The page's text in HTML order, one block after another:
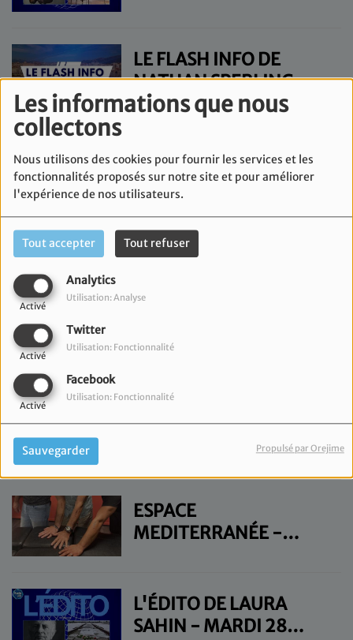
Les informations que nous
collectons
Nous utilisons des cookies pour fournir les services et les
fonctionnalités proposés sur notre site et pour améliorer
l'expérience de nos utilisateurs.
Tout accepter Tout refuser
Analytics
Activé
Utilisation: Analyse
Twitter
Activé
Utilisation: Fonctionnalité
Facebook
Activé
Utilisation: Fonctionnalité
Sauvegarder Propulsé par Orejime
LE FLASH INFO DE
NATHAN SPERLING -
VENDREDI 31 JUILLET
L'ÉDITO DE LAURA
SAHIN - JEUDI 30
JUILLET
LE FLASH INFO DE
L'ÉDITO DE LAURA
LE FLASH INFO DE
LAURA SAHIN -
ESPACE
MEDITERRANÉE -
L'ÉDITO DE LAURA
SAHIN - MARDI 28